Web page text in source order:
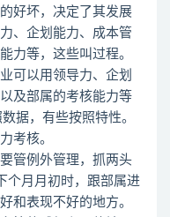
好坏，决定了其发展
、企划能力、成本管
力等，这些叫过程。
可以用领导力、企划
及部属的考核能力等
据，有些按照特性。
考核。
管例外管理，抓两头
个月月初时，跟部属进
和表现不好的地方。